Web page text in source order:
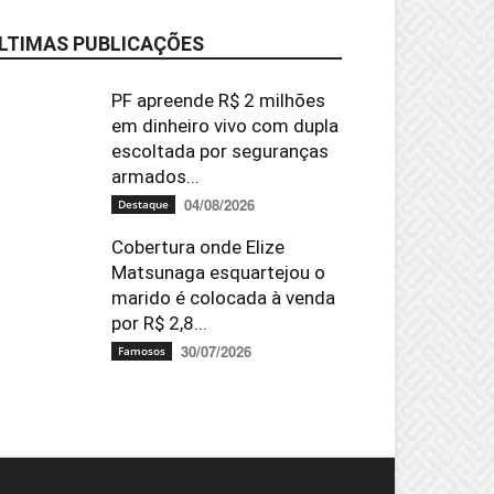
PUBLICAÇÕES
PF apreende R$ 2 milhões
em dinheiro vivo com dupla
escoltada por seguranças
armados...
Destaque 04/08/2026
Cobertura onde Elize
Matsunaga esquartejou o
marido é colocada à venda
por R$ 2,8...
Famosos 30/07/2026